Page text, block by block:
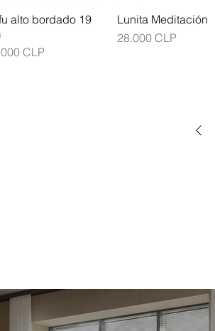
alto bordado 19
CLP
Lunita Meditación
Precio
28.000 CLP